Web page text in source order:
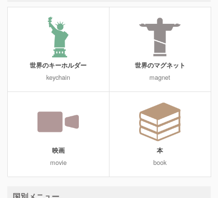
世界のキーホルダー
keychain
世界のマグネット
magnet
映画
movie
本
book